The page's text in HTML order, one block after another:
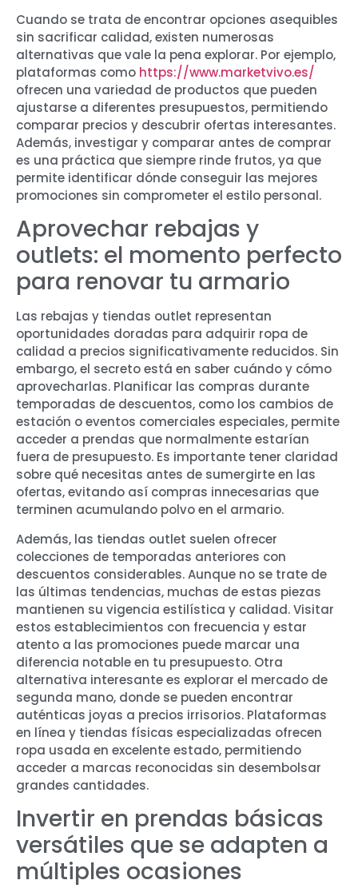
Cuando se trata de encontrar opciones asequibles
sin sacrificar calidad, existen numerosas
alternativas que vale la pena explorar. Por ejemplo,
plataformas como https://www.marketvivo.es/
ofrecen una variedad de productos que pueden
ajustarse a diferentes presupuestos, permitiendo
comparar precios y descubrir ofertas interesantes.
Además, investigar y comparar antes de comprar
es una práctica que siempre rinde frutos, ya que
permite identificar dónde conseguir las mejores
promociones sin comprometer el estilo personal.
Aprovechar rebajas y
outlets: el momento perfecto
para renovar tu armario
Las rebajas y tiendas outlet representan
oportunidades doradas para adquirir ropa de
calidad a precios significativamente reducidos. Sin
embargo, el secreto está en saber cuándo y cómo
aprovecharlas. Planificar las compras durante
temporadas de descuentos, como los cambios de
estación o eventos comerciales especiales, permite
acceder a prendas que normalmente estarían
fuera de presupuesto. Es importante tener claridad
sobre qué necesitas antes de sumergirte en las
ofertas, evitando así compras innecesarias que
terminen acumulando polvo en el armario.
Además, las tiendas outlet suelen ofrecer
colecciones de temporadas anteriores con
descuentos considerables. Aunque no se trate de
las últimas tendencias, muchas de estas piezas
mantienen su vigencia estilística y calidad. Visitar
estos establecimientos con frecuencia y estar
atento a las promociones puede marcar una
diferencia notable en tu presupuesto. Otra
alternativa interesante es explorar el mercado de
segunda mano, donde se pueden encontrar
auténticas joyas a precios irrisorios. Plataformas
en línea y tiendas físicas especializadas ofrecen
ropa usada en excelente estado, permitiendo
acceder a marcas reconocidas sin desembolsar
grandes cantidades.
Invertir en prendas básicas
versátiles que se adapten a
múltiples ocasiones